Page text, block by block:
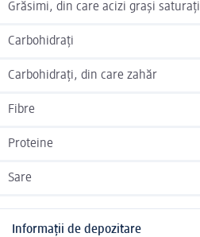
Grăsimi, din care acizi grași saturați
Carbohidrați
Carbohidrați, din care zahăr
Fibre
Proteine
Sare
Informații de depozitare